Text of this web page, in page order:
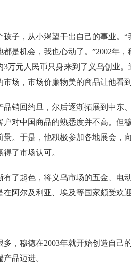
，从小渴望干出自己的事业。“
是机会，我也心动了。”2002年，
万元人民币只身来到了义乌创业。
场，市场价廉物美的商品让他看到
回约旦，尔后逐渐拓展到中东
对中国商品的熟悉度并不高。但
。于是，他积极参加各地展会，
了市场认可。
了起色，将义乌市场的五金、电
阿尔及利亚、埃及等国家颇受欢迎
穆徳在2003年就开始创造自己
品迈进。